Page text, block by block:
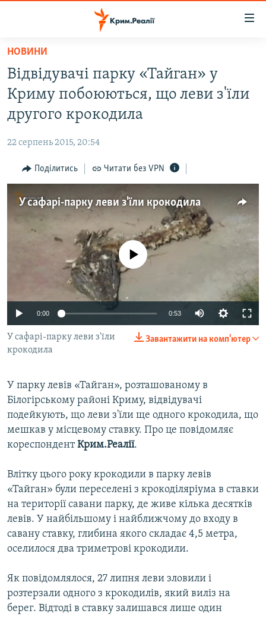
Перейти
основного
матеріалу
Перейти
до
основної
навігації
Перейти
до
пошуку
ВОДА.КРИМ
ВІДЕО ТА ФОТО
БЛОГИ
ПОГЛЯД
ІНТЕРВ'Ю
ВСЕ ЗА ДЕНЬ
СПЕЦПРОЕКТИ
ВІДЕОУРОКИ «ELIFBE»
СВІДЧЕННЯ ОКУПАЦІЇ
УКРАЇНСЬКА ПРОБЛЕМА КРИМУ
ІНФОГРАФІКА
ЯК ОБІЙТИ БЛОКУВАННЯ
Qırımtatar
ДОЛУЧАЙСЯ!
Усі сайти RFE/RL
НОВИНИ
Відвідувачі парку «Тайган» у
Криму побоюються, що леви з'їли
другого крокодила
22 серпень 2015, 20:54
Поділитись Читати без VPN
У сафарі-парку леви з'їли крокодила
No media source currently available
0:00 0:53
Завантажити на комп'ютер
У сафарі-парку леви з'їли
крокодила
У парку левів «Тайган», розташованому в
Білогірському районі Криму, відвідувачі
подейкують, що леви з'їли ще одного крокодила, що
мешкав у місцевому ставку. Про це повідомляє
кореспондентКрим.Реалії.
Влітку цього року крокодили в парку левів
«Тайган» були переселені з крокоділяріума в ставки
на території савани парку, де живе кілька десятків
левів. У найбільшому і найближчому до входу в
савану ставку, глибина якого складає 4,5 метра,
оселилося два триметрові крокодили.
Як повідомлялося, 27 липня леви зловили і
розтерзали одного з крокодилів, який виліз на
берег. Відтоді в ставку залишався лише один